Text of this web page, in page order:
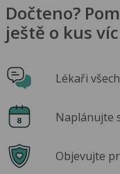
Dočteno?
ještě o kus
Lékaři
Naplánujte
Objevujte